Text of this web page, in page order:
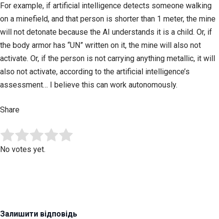
For example, if artificial intelligence detects someone walking
on a minefield, and that person is shorter than 1 meter, the mine
will not detonate because the AI understands it is a child. Or, if
the body armor has “UN” written on it, the mine will also not
activate. Or, if the person is not carrying anything metallic, it will
also not activate, according to the artificial intelligence’s
assessment… I believe this can work autonomously.
Share
Rate this item:
No votes yet.
Залишити відповідь